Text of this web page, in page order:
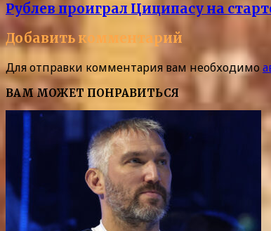
Рублев проиграл Циципасу на
Добавить комментарий
Для отправки комментария вам необходимо
ВАМ МОЖЕТ ПОНРАВИТЬСЯ